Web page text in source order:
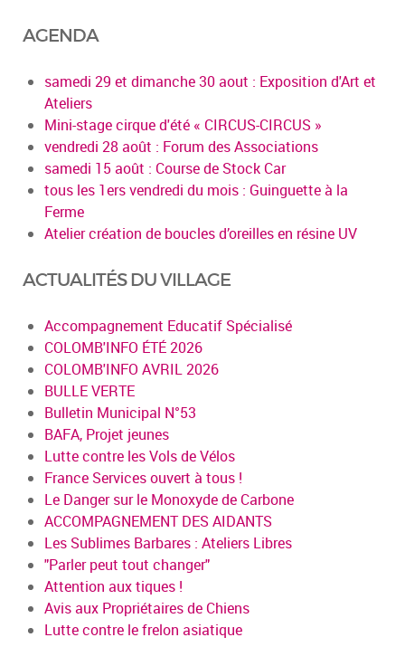
AGENDA
samedi 29 et dimanche 30 aout : Exposition d'Art et
Ateliers
Mini-stage cirque d'été « CIRCUS-CIRCUS »
vendredi 28 août : Forum des Associations
samedi 15 août : Course de Stock Car
tous les 1ers vendredi du mois : Guinguette à la
Ferme
Atelier création de boucles d’oreilles en résine UV
ACTUALITÉS DU VILLAGE
Accompagnement Educatif Spécialisé
COLOMB'INFO ÉTÉ 2026
COLOMB'INFO AVRIL 2026
BULLE VERTE
Bulletin Municipal N°53
BAFA, Projet jeunes
Lutte contre les Vols de Vélos
France Services ouvert à tous !
Le Danger sur le Monoxyde de Carbone
ACCOMPAGNEMENT DES AIDANTS
Les Sublimes Barbares : Ateliers Libres
"Parler peut tout changer"
Attention aux tiques !
Avis aux Propriétaires de Chiens
Lutte contre le frelon asiatique